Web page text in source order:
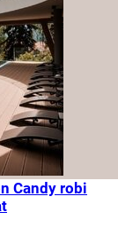
Candy robi